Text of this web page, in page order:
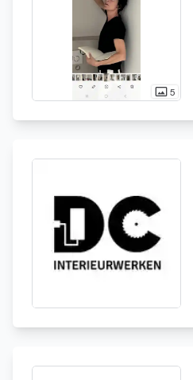
photo_size_select_actual5